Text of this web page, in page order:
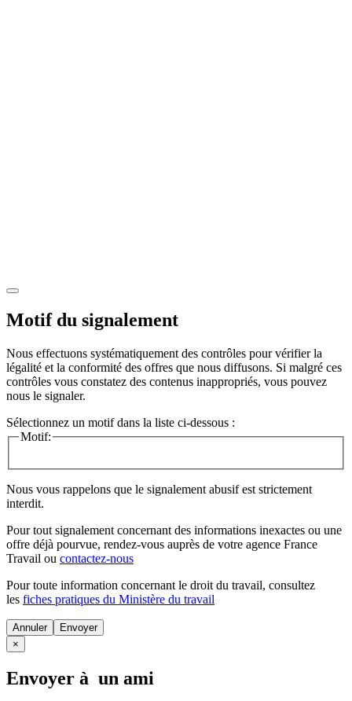
Motif du signalement
Nous effectuons systématiquement des contrôles pour vérifier la
légalité et la conformité des offres que nous diffusons. Si malgré ces
contrôles vous constatez des contenus inappropriés, vous pouvez
nous le signaler.
Sélectionnez un motif dans la liste ci-dessous :
Motif:
Nous vous rappelons que le signalement abusif est strictement
interdit.
Pour tout signalement concernant des informations inexactes ou une
offre déjà pourvue, rendez-vous auprès de votre agence France
Travail ou contactez-nous
Pour toute information concernant le droit du travail, consultez
les fiches pratiques du Ministère du travail
Annuler
×
Envoyer à un ami